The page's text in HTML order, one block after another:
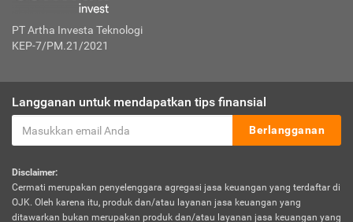
PT Artha Investa Teknologi
KEP-7/PM.21/2021
Langganan untuk mendapatkan tips finansial
Berlangganan
Disclaimer:
Cermati merupakan penyelenggara agregasi jasa keuangan yang terdaftar di
OJK. Oleh karena itu, produk dan/atau layanan jasa keuangan yang
ditawarkan bukan merupakan produk dan/atau layanan jasa keuangan yang